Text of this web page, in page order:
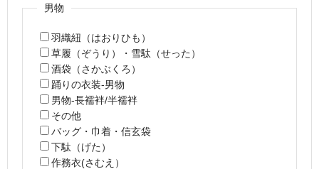
男物
羽織紐（はおりひも）
草履（ぞうり）・雪駄（せった）
酒袋（さかぶくろ）
踊りの衣装-男物
男物-長襦袢/半襦袢
その他
バッグ・巾着・信玄袋
下駄（げた）
作務衣(さむえ）